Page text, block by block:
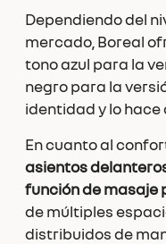
Dependiendo del
mercado, Boreal
tono azul para la
negro para la
identidad y lo
En cuanto al
asientos
función de masaje
de múltiples
distribuidos de